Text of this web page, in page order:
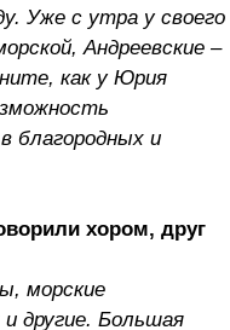
Уже с утра у своего
Андреевские –
как у Юрия
благородных и
хором, друг
морские
и другие. Большая